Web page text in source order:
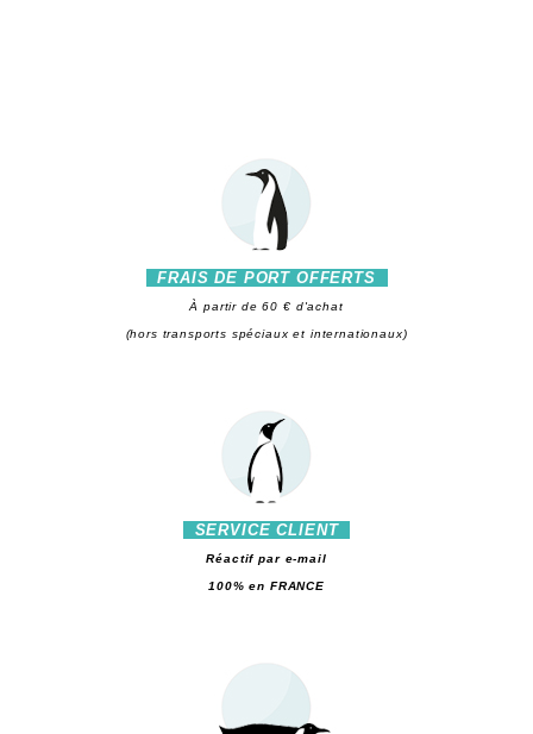
FRAIS DE PORT OFFERTS
À partir de 60 € d'achat
(hors transports spéciaux et internationaux)
SERVICE CLIENT
Réactif par e-mail
100% en FRANCE